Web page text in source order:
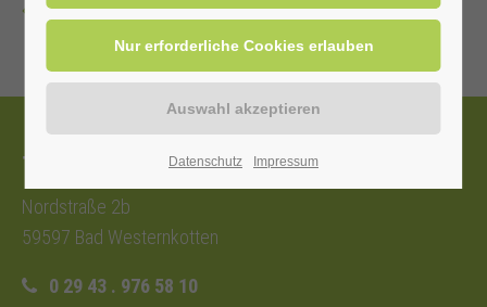
Zurück
Tourist-Information
Nordstraße 2b
59597 Bad Westernkotten
0 29 43 . 976 58 10
Datenschutz Impressum